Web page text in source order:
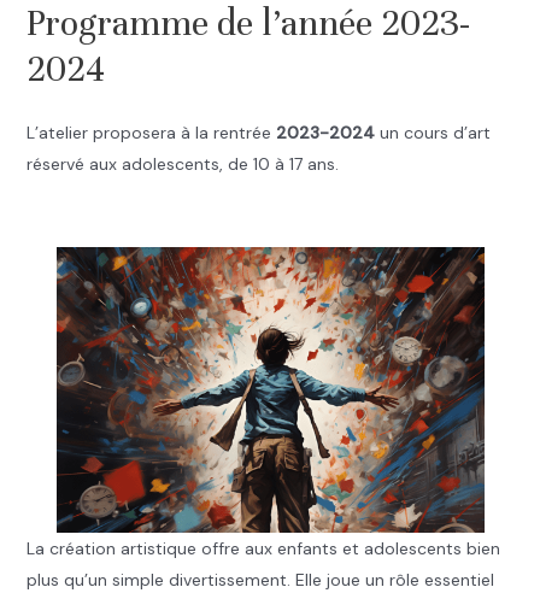
Programme de l’année 2023-
2024
L’atelier proposera à la rentrée 2023-2024un cours d’art
réservé aux adolescents, de 10 à 17 ans.
La création artistique offre aux enfants et adolescents bien
plus qu’un simple divertissement. Elle joue un rôle essentiel